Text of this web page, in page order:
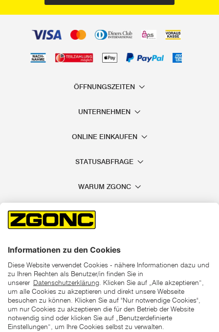
ÖFFNUNGSZEITEN
UNTERNEHMEN
ONLINE EINKAUFEN
STATUSABFRAGE
WARUM ZGONC
*der "statt"-Preis ist der niedrigste von uns in den letzten 30
Tagen vor Beginn dieser Aktion verlangte Preis
unter den UVP Preisen auf dieser Website sind die